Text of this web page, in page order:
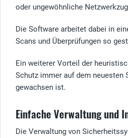
oder ungewöhnliche
Die Software arbeitet dabei in
Scans und Überprüfungen so
Ein weiterer Vorteil der
Schutz immer auf dem neuesten
gewachsen ist.
Einfache Verwaltung und
Die Verwaltung von